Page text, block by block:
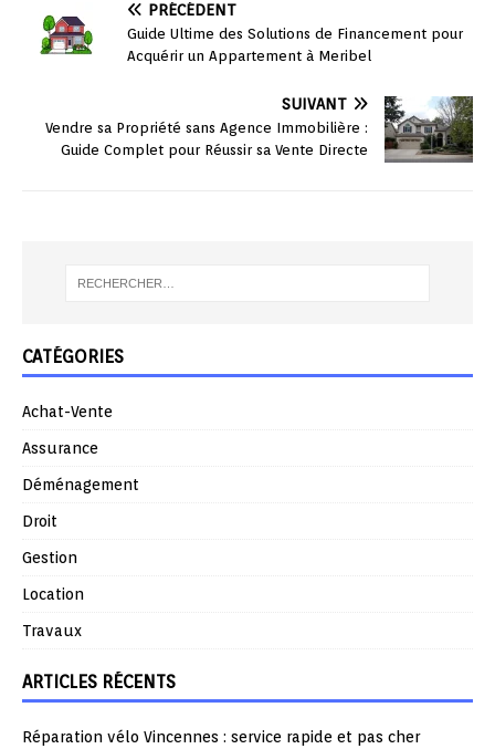
PRÉCÉDENT
Guide Ultime des Solutions de Financement pour
Acquérir un Appartement à Meribel
SUIVANT
Vendre sa Propriété sans Agence Immobilière :
Guide Complet pour Réussir sa Vente Directe
CATÉGORIES
Achat-Vente
Assurance
Déménagement
Droit
Gestion
Location
Travaux
ARTICLES RÉCENTS
Réparation vélo Vincennes : service rapide et pas cher